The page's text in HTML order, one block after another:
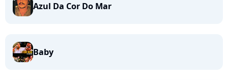
Azul Da Cor Do Mar
Baby